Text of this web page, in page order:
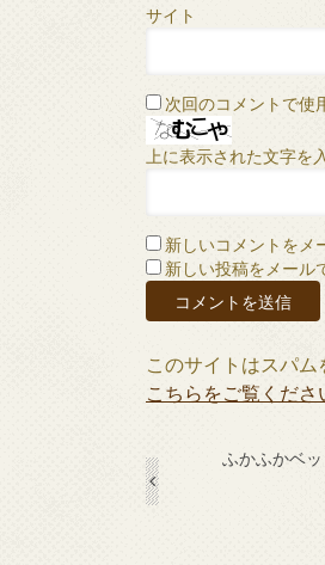
サイト
次回のコメントで使
上に表示された文字を
新しいコメントをメ
新しい投稿をメール
このサイトはスパム
こちらをご覧くださ
ふかふかベッ